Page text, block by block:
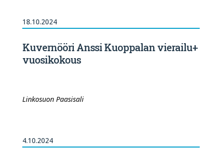
18.10.2024
Kuvernööri Anssi Kuoppalan vierailu+
vuosikokous
Linkosuon Paasisali
4.10.2024